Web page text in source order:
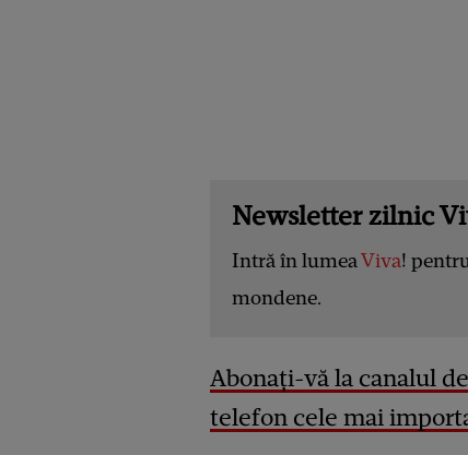
Newsletter zilnic
Intră în lumeaViva!
mondene.
Abonați-vă la canalul
telefon cele mai